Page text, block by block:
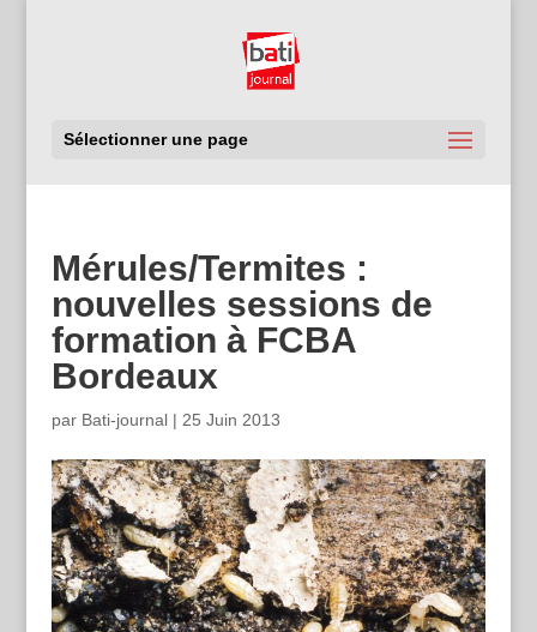
Sélectionner une page
Mérules/Termites :
nouvelles sessions de
formation à FCBA
Bordeaux
par Bati-journal| 25 Juin 2013